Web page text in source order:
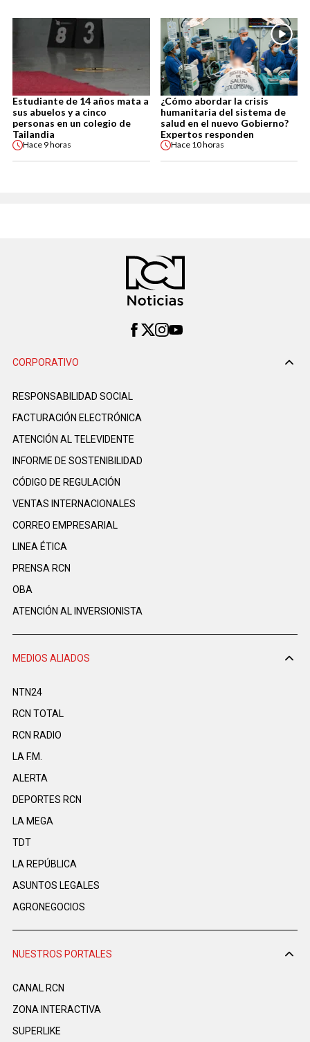
Estudiante de 14 años mata a
sus abuelos y a cinco
personas en un colegio de
Tailandia
Hace 9 horas
¿Cómo abordar la crisis
humanitaria del sistema de
salud en el nuevo Gobierno?
Expertos responden
Hace 10 horas
CORPORATIVO
RESPONSABILIDAD SOCIAL
FACTURACIÓN ELECTRÓNICA
ATENCIÓN AL TELEVIDENTE
INFORME DE SOSTENIBILIDAD
CÓDIGO DE REGULACIÓN
VENTAS INTERNACIONALES
CORREO EMPRESARIAL
LINEA ÉTICA
PRENSA RCN
OBA
ATENCIÓN AL INVERSIONISTA
MEDIOS ALIADOS
NTN24
RCN TOTAL
RCN RADIO
LA F.M.
ALERTA
DEPORTES RCN
LA MEGA
TDT
LA REPÚBLICA
ASUNTOS LEGALES
AGRONEGOCIOS
NUESTROS PORTALES
CANAL RCN
ZONA INTERACTIVA
SUPERLIKE